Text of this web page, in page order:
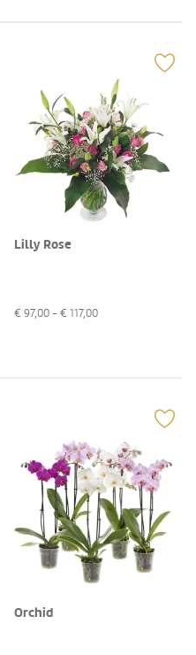
Lilly Rose
€ 97,00 - € 117,00
Orchid